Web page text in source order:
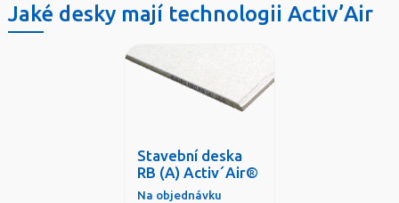
Jaké desky mají technologii Activ’Air
Stavební deska
RB (A) Activ´Air®
Na objednávku